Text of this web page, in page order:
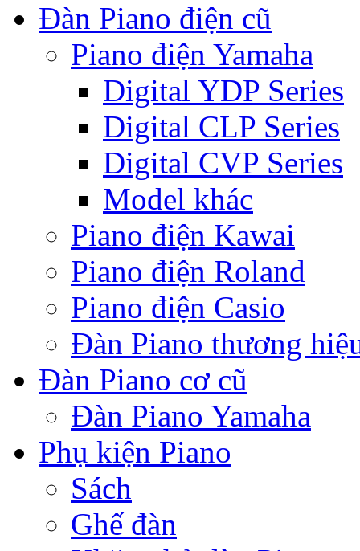
Đàn Piano điện cũ
Piano điện Yamaha
Digital YDP Series
Digital CLP Series
Digital CVP Series
Model khác
Piano điện Kawai
Piano điện Roland
Piano điện Casio
Đàn Piano thương
Đàn Piano cơ cũ
Đàn Piano Yamaha
Phụ kiện Piano
Sách
Ghế đàn